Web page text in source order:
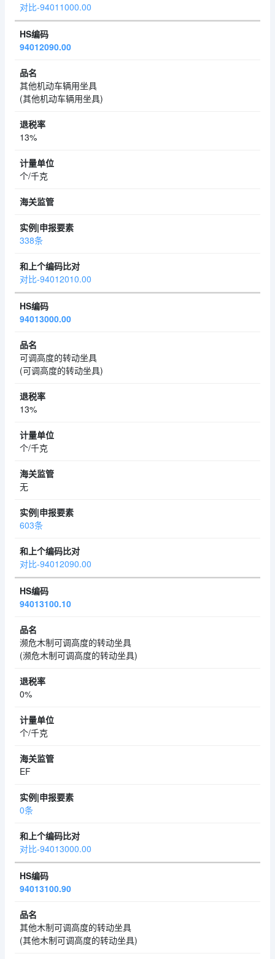
对比-94011000.00
94012090.00
其他机动车辆用坐具
(其他机动车辆用坐具)
13%
个/千克
338条
对比-94012010.00
94013000.00
可调高度的转动坐具
(可调高度的转动坐具)
13%
个/千克
无
603条
对比-94012090.00
94013100.10
濒危木制可调高度的转动坐具
(濒危木制可调高度的转动坐具)
0%
个/千克
EF
0条
对比-94013000.00
94013100.90
其他木制可调高度的转动坐具
(其他木制可调高度的转动坐具)